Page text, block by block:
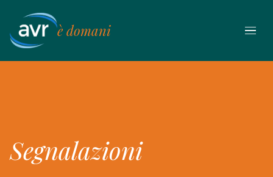
contenuto
è domani
Segnalazioni